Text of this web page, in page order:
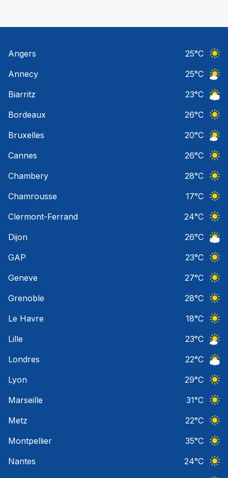
Angers 25°C
Annecy
25°C
Biarritz
23°C
Bordeaux
26°C
Bruxelles
20°C
Cannes
26°C
Chambery
28°C
Chamrousse
17°C
Clermont-Ferrand
24°C
Dijon
26°C
GAP
23°C
Geneve
27°C
Grenoble
28°C
Le Havre
18°C
Lille
23°C
Londres
22°C
Lyon
29°C
Marseille
31°C
Metz
22°C
Montpellier
35°C
Nantes
24°C